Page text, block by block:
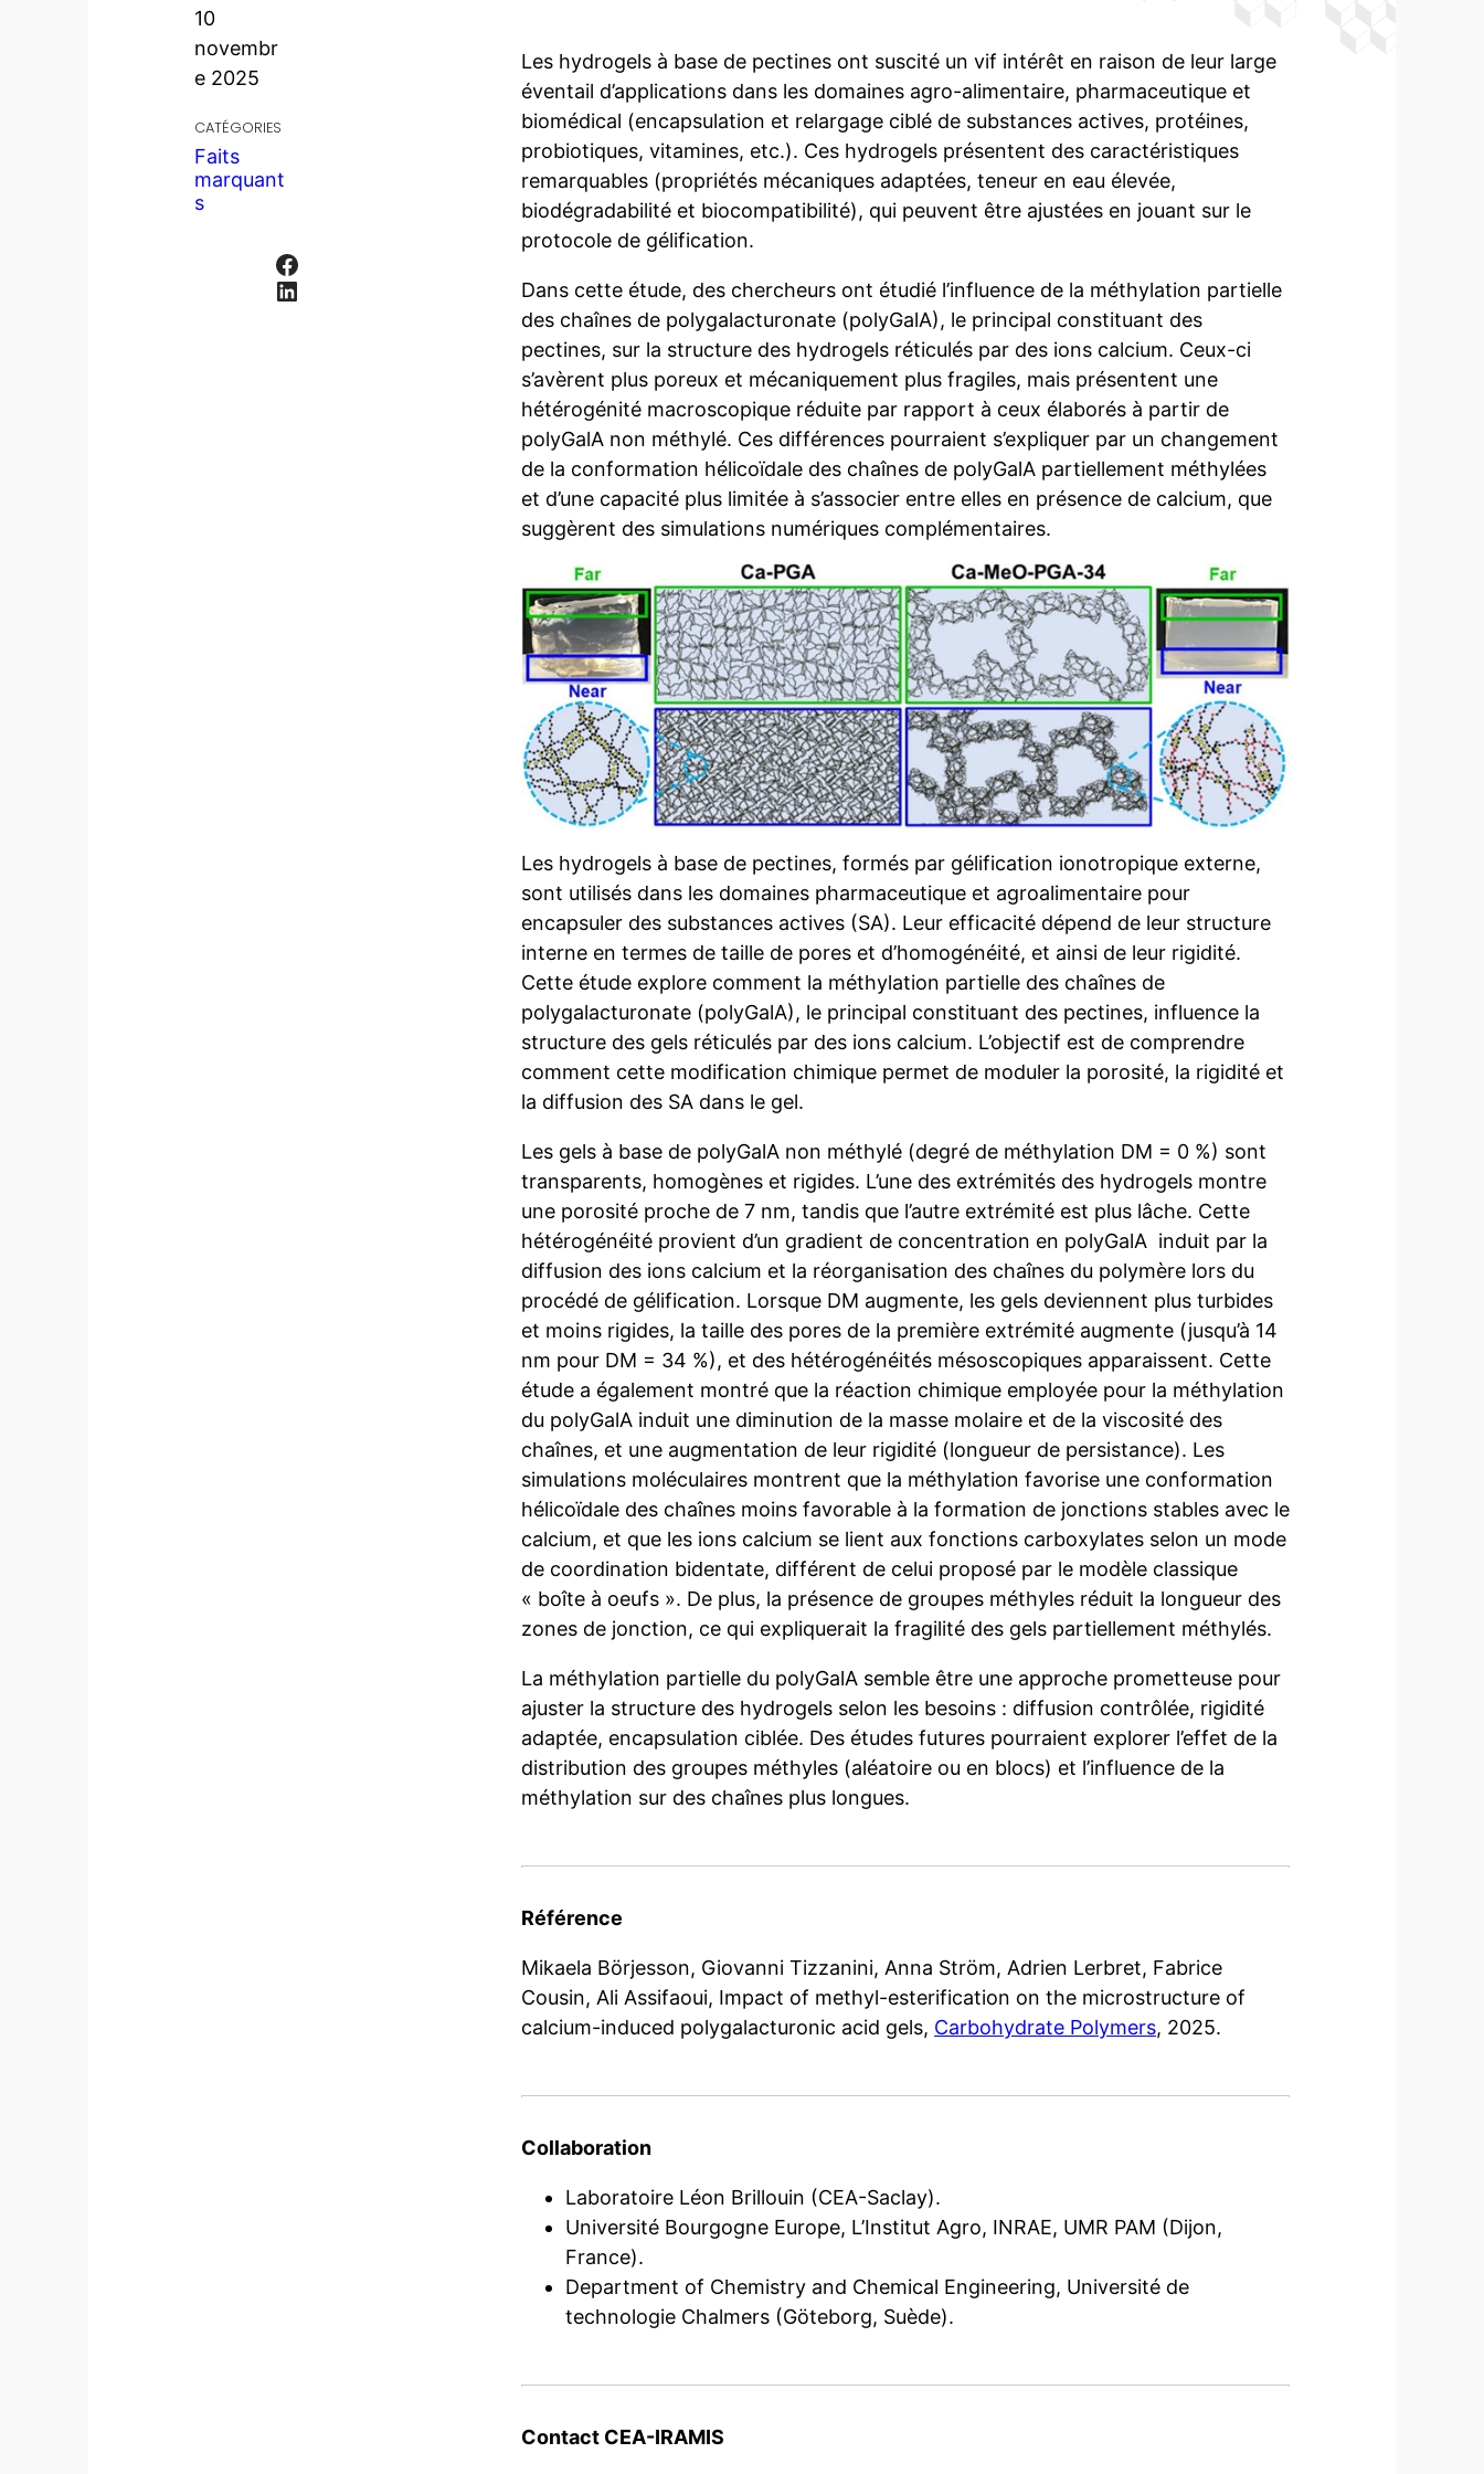
10
novembr
e 2025
CATÉGORIES
Faits
marquant
s
Facebook
LinkedIn
Les hydrogels à base de pectines ont suscité un vif intérêt en raison de leur large
éventail d’applications dans les domaines agro-alimentaire, pharmaceutique et
biomédical (encapsulation et relargage ciblé de substances actives, protéines,
probiotiques, vitamines, etc.). Ces hydrogels présentent des caractéristiques
remarquables (propriétés mécaniques adaptées, teneur en eau élevée,
biodégradabilité et biocompatibilité), qui peuvent être ajustées en jouant sur le
protocole de gélification.
Dans cette étude, des chercheurs ont étudié l’influence de la méthylation partielle
des chaînes de polygalacturonate (polyGalA), le principal constituant des
pectines, sur la structure des hydrogels réticulés par des ions calcium. Ceux-ci
s’avèrent plus poreux et mécaniquement plus fragiles, mais présentent une
hétérogénité macroscopique réduite par rapport à ceux élaborés à partir de
polyGalA non méthylé. Ces différences pourraient s’expliquer par un changement
de la conformation hélicoïdale des chaînes de polyGalA partiellement méthylées
et d’une capacité plus limitée à s’associer entre elles en présence de calcium, que
suggèrent des simulations numériques complémentaires.
Les hydrogels à base de pectines, formés par gélification ionotropique externe,
sont utilisés dans les domaines pharmaceutique et agroalimentaire pour
encapsuler des substances actives (SA). Leur efficacité dépend de leur structure
interne en termes de taille de pores et d’homogénéité, et ainsi de leur rigidité.
Cette étude explore comment la méthylation partielle des chaînes de
polygalacturonate (polyGalA), le principal constituant des pectines, influence la
structure des gels réticulés par des ions calcium. L’objectif est de comprendre
comment cette modification chimique permet de moduler la porosité, la rigidité et
la diffusion des SA dans le gel.
Les gels à base de polyGalA non méthylé (degré de méthylation DM = 0 %) sont
transparents, homogènes et rigides. L’une des extrémités des hydrogels montre
une porosité proche de 7 nm, tandis que l’autre extrémité est plus lâche. Cette
hétérogénéité provient d’un gradient de concentration en polyGalA induit par la
diffusion des ions calcium et la réorganisation des chaînes du polymère lors du
procédé de gélification. Lorsque DM augmente, les gels deviennent plus turbides
et moins rigides, la taille des pores de la première extrémité augmente (jusqu’à 14
nm pour DM = 34 %), et des hétérogénéités mésoscopiques apparaissent. Cette
étude a également montré que la réaction chimique employée pour la méthylation
du polyGalA induit une diminution de la masse molaire et de la viscosité des
chaînes, et une augmentation de leur rigidité (longueur de persistance). Les
simulations moléculaires montrent que la méthylation favorise une conformation
hélicoïdale des chaînes moins favorable à la formation de jonctions stables avec le
calcium, et que les ions calcium se lient aux fonctions carboxylates selon un mode
de coordination bidentate, différent de celui proposé par le modèle classique
« boîte à oeufs ». De plus, la présence de groupes méthyles réduit la longueur des
zones de jonction, ce qui expliquerait la fragilité des gels partiellement méthylés.
La méthylation partielle du polyGalA semble être une approche prometteuse pour
ajuster la structure des hydrogels selon les besoins : diffusion contrôlée, rigidité
adaptée, encapsulation ciblée. Des études futures pourraient explorer l’effet de la
distribution des groupes méthyles (aléatoire ou en blocs) et l’influence de la
méthylation sur des chaînes plus longues.
Référence
Mikaela Börjesson, Giovanni Tizzanini, Anna Ström, Adrien Lerbret, Fabrice
Cousin, Ali Assifaoui, Impact of methyl-esterification on the microstructure of
calcium-induced polygalacturonic acid gels, Carbohydrate Polymers, 2025.
Collaboration
Laboratoire Léon Brillouin (CEA-Saclay).
Université Bourgogne Europe, L’Institut Agro, INRAE, UMR PAM (Dijon,
France).
Department of Chemistry and Chemical Engineering, Université de
technologie Chalmers (Göteborg, Suède).
Contact CEA-IRAMIS